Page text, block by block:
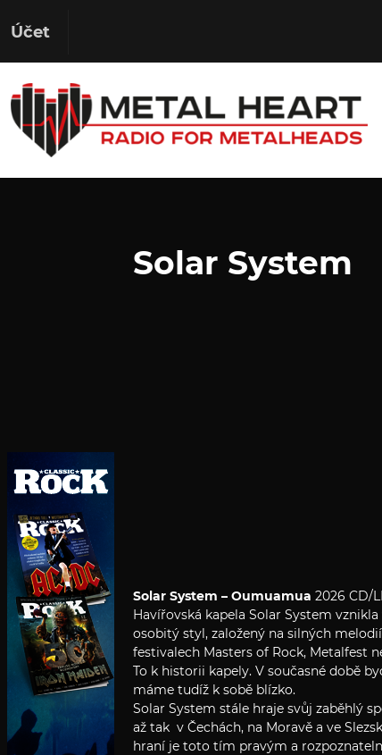
Účet
Solar System
Solar System – Oumuamua 2026 CD/
Havířovská kapela Solar System
osobitý styl, založený na silných
festivalech Masters of Rock, Metalfest
To k historii kapely. V současné době
máme tudíž k sobě blízko.
Solar System stále hraje svůj zaběhlý
až tak v Čechách, na Moravě a ve
hraní je toto tím pravým a